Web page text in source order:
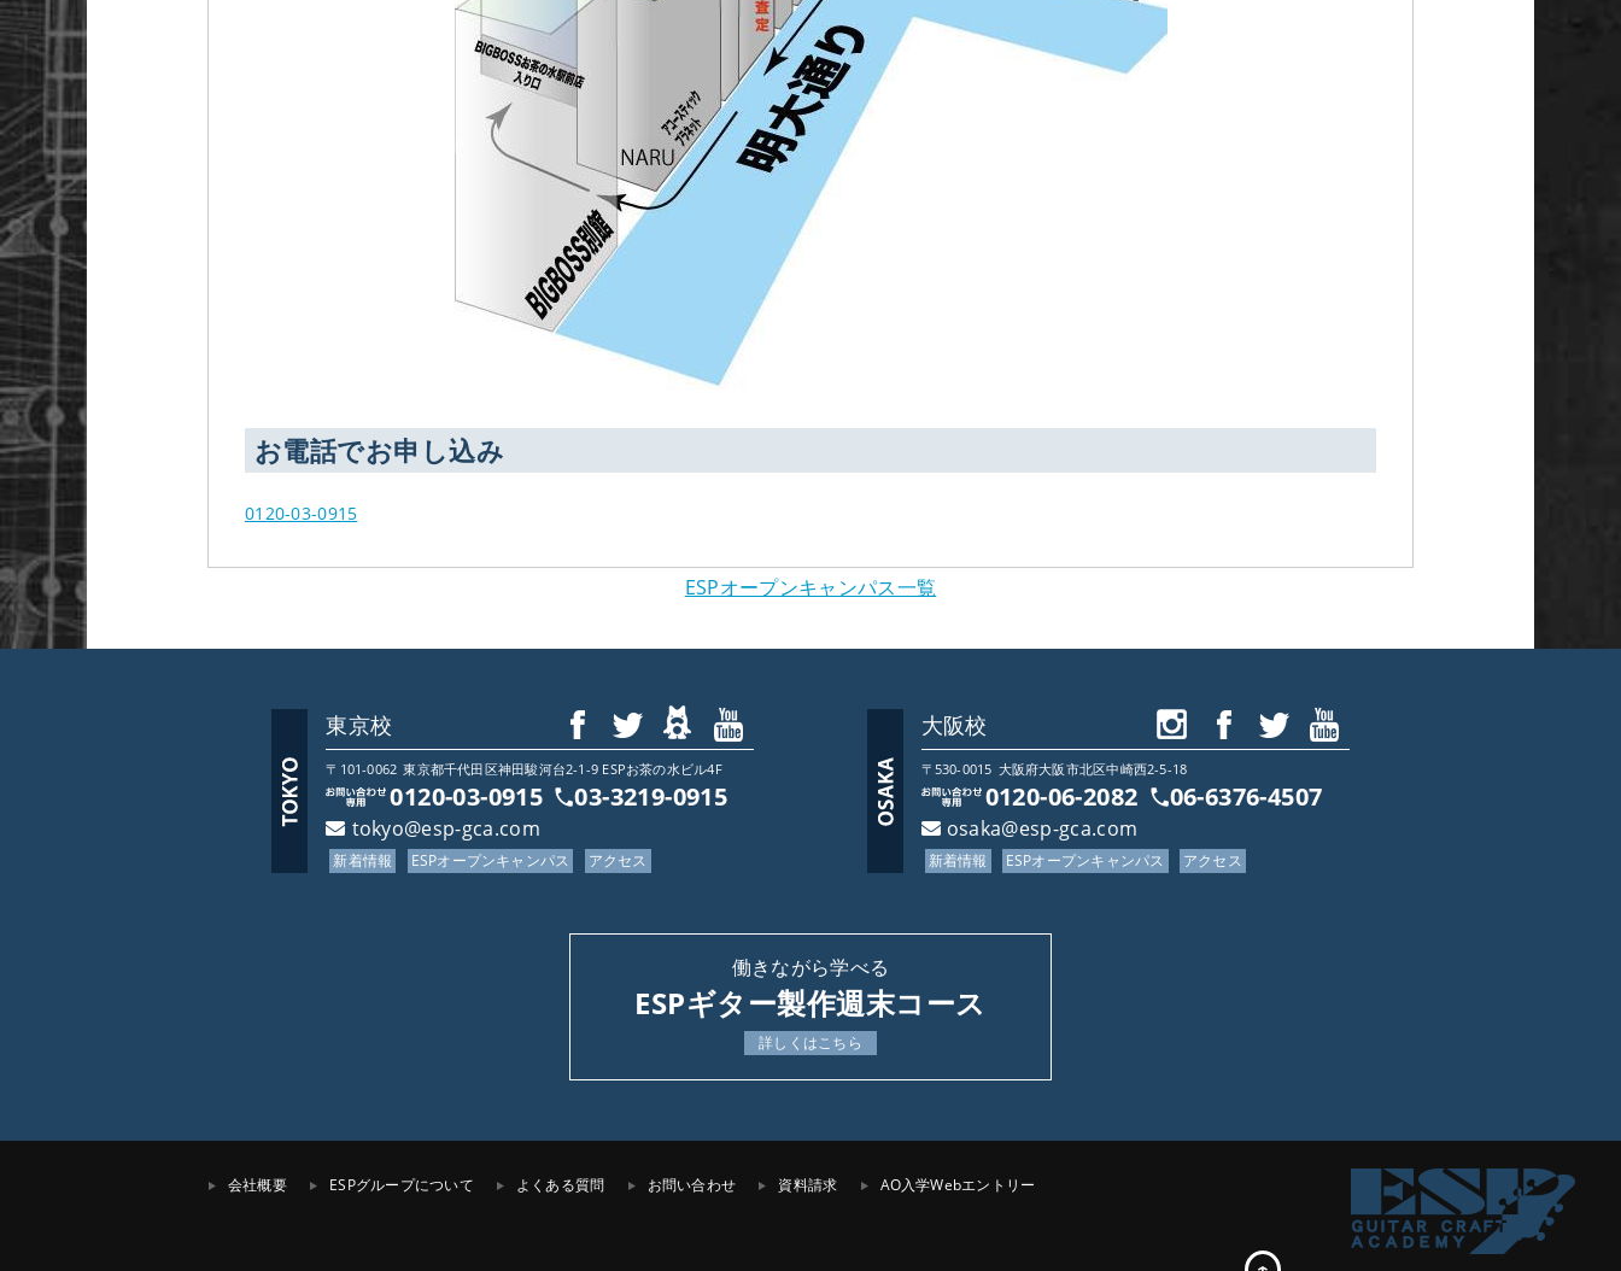
お電話でお申し込み
0120-03-0915
ESPオープンキャンパス一覧
東京校
〒101-0062 東京都千代田区神田駿河台2-1-9 ESPお茶の水ビル4F
0120-03-0915 03-3219-0915
tokyo@esp-gca.com
新着情報 ESPオープンキャンパス アクセス
大阪校
〒530-0015 大阪府大阪市北区中崎西2-5-18
0120-06-2082 06-6376-4507
osaka@esp-gca.com
新着情報 ESPオープンキャンパス アクセス
働きながら学べる
ESPギター製作週末コース
詳しくはこちら
会社概要 ESPグループについて よくある質問 お問い合わせ 資料請求 AO入学Webエントリー